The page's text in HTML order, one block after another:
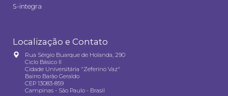
S-integra
Localização e Contato
Rua Sérgio Buarque de Holanda, 290
Ciclo Básico II
Cidade Universitária "Zeferino Vaz"
Bairro Barão Geraldo
CEP 13083-859
Campinas - São Paulo - Brasil